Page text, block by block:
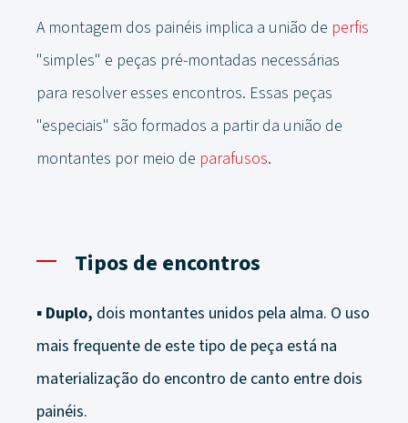
A montagem dos painéis implica a união de perfis
"simples" e peças pré-montadas necessárias
para resolver esses encontros. Essas peças
"especiais" são formados a partir da união de
montantes por meio de parafusos.
Tipos de encontros
▪ Duplo, dois montantes unidos pela alma. O uso
mais frequente de este tipo de peça está na
materialização do encontro de canto entre dois
painéis.